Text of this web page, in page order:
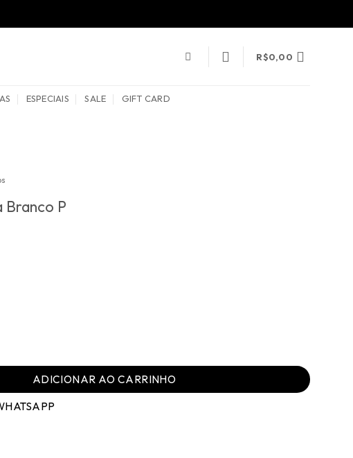
R$0,00
ESPECIAIS SALE GIFT CARD
Branco P
P quantidade
ADICIONAR AO CARRINHO